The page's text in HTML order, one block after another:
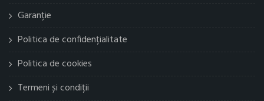
Garanție
Politica de confidențialitate
Politica de cookies
Termeni și condiții